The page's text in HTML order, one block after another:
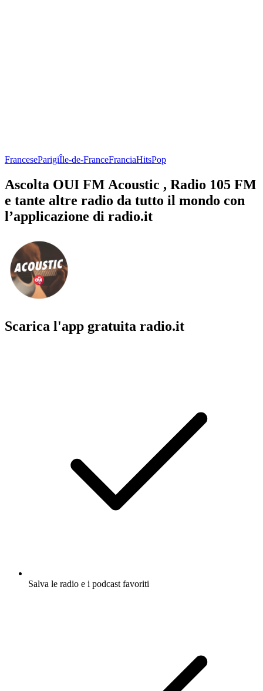
FranceseParigiÎle-de-FranceFranciaHitsPop
Ascolta OUI FM Acoustic , Radio 105 FM
e tante altre radio da tutto il mondo con
l’applicazione di radio.it
Scarica l'app gratuita radio.it
Salva le radio e i podcast favoriti